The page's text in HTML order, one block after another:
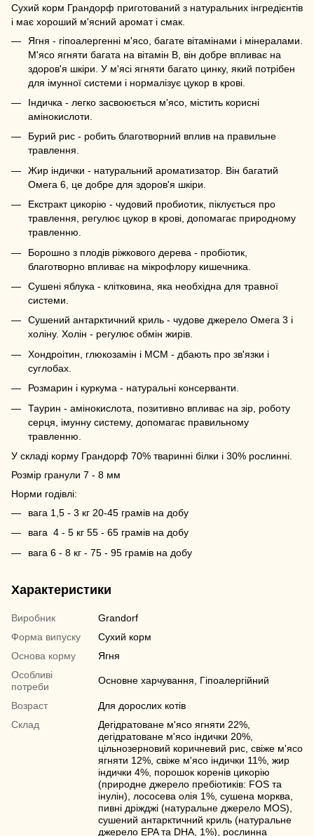
Сухий корм Грандорф приготований з натуральних інгредієнтів
і має хороший м'ясний аромат і смак.
Ягня - гіпоалергенні м'ясо, багате вітамінами і мінералами.
М'ясо ягняти багата на вітамін В, він добре впливає на
здоров'я шкіри. У м'ясі ягняти багато цинку, який потрібен
для імунної системи і нормалізує цукор в крові.
Індичка - легко засвоюється м'ясо, містить корисні
амінокислоти.
Бурий рис - робить благотворний вплив на правильне
травлення.
Жир індички - натуральний ароматизатор. Він багатий
Омега 6, це добре для здоров'я шкіри.
Екстракт цикорію - чудовий пробиотик, піклується про
травлення, регулює цукор в крові, допомагає природному
травленню.
Борошно з плодів ріжкового дерева - пробіотик,
благотворно впливає на мікрофлору кишечника.
Сушені яблука - клітковина, яка необхідна для травної
системи.
Сушений антарктичний криль - чудове джерело Омега 3 і
холіну. Холін - регулює обмін жирів.
Хондроітин, глюкозамін і МСМ - дбають про зв'язки і
суглобах.
Розмарин і куркума - натуральні консерванти.
Таурин - амінокислота, позитивно впливає на зір, роботу
серця, імунну систему, допомагає правильному
травленню.
У складі корму Грандорф 70% тваринні білки і 30% рослинні.
Розмір гранули 7 - 8 мм
Норми годівлі:
вага 1,5 - 3 кг 20-45 грамів на добу
вага 4 - 5 кг 55 - 65 грамів на добу
вага 6 - 8 кг - 75 - 95 грамів на добу
Характеристики
Виробник
Grandorf
Форма випуску
Сухий корм
Основа корму
Ягня
Особливі
потреби
Основне харчування, Гіпоалергійний
Возраст
Для дорослих котів
Склад
Дегідратоване м'ясо ягняти 22%,
дегідратоване м'ясо індички 20%,
цільнозерновий коричневий рис, свіже м'ясо
ягняти 12%, свіже м'ясо індички 11%, жир
індички 4%, порошок коренів цикорію
(природне джерело пребіотиків: FOS та
інулін), лососева олія 1%, сушена морква,
пивні дріжджі (натуральне джерело MOS),
сушений антарктичний криль (натуральне
джерело EPA та DHA, 1%), рослинна